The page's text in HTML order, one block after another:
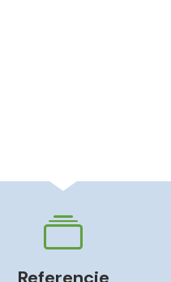
Referencie